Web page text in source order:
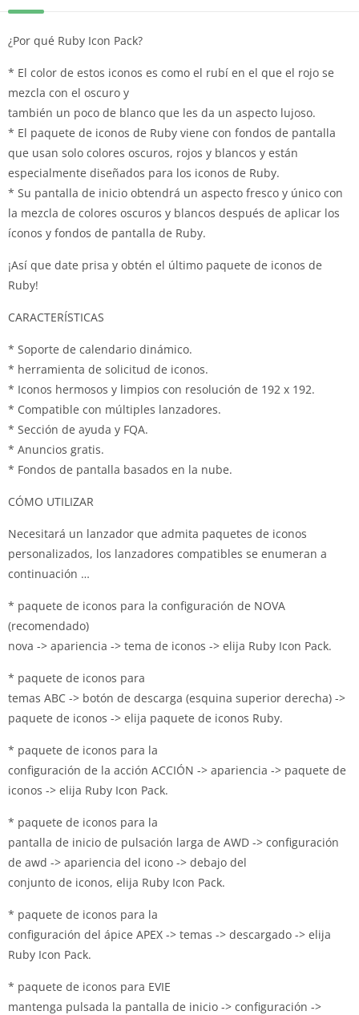
¿Por qué Ruby Icon Pack?
* El color de estos iconos es como el rubí en el que el rojo se
mezcla con el oscuro y
también un poco de blanco que les da un aspecto lujoso.
* El paquete de iconos de Ruby viene con fondos de pantalla
que usan solo colores oscuros, rojos y blancos y están
especialmente diseñados para los iconos de Ruby.
* Su pantalla de inicio obtendrá un aspecto fresco y único con
la mezcla de colores oscuros y blancos después de aplicar los
íconos y fondos de pantalla de Ruby.
¡Así que date prisa y obtén el último paquete de iconos de
Ruby!
CARACTERÍSTICAS
* Soporte de calendario dinámico.
* herramienta de solicitud de iconos.
* Iconos hermosos y limpios con resolución de 192 x 192.
* Compatible con múltiples lanzadores.
* Sección de ayuda y FQA.
* Anuncios gratis.
* Fondos de pantalla basados ​​en la nube.
CÓMO UTILIZAR
Necesitará un lanzador que admita paquetes de iconos
personalizados, los lanzadores compatibles se enumeran a
continuación …
* paquete de iconos para la configuración de NOVA
(recomendado)
nova -> apariencia -> tema de iconos -> elija Ruby Icon Pack.
* paquete de iconos para
temas ABC -> botón de descarga (esquina superior derecha) ->
paquete de iconos -> elija paquete de iconos Ruby.
* paquete de iconos para la
configuración de la acción ACCIÓN -> apariencia -> paquete de
iconos -> elija Ruby Icon Pack.
* paquete de iconos para la
pantalla de inicio de pulsación larga de AWD -> configuración
de awd -> apariencia del icono -> debajo del
conjunto de iconos, elija Ruby Icon Pack.
* paquete de iconos para la
configuración del ápice APEX -> temas -> descargado -> elija
Ruby Icon Pack.
* paquete de iconos para EVIE
mantenga pulsada la pantalla de inicio -> configuración ->